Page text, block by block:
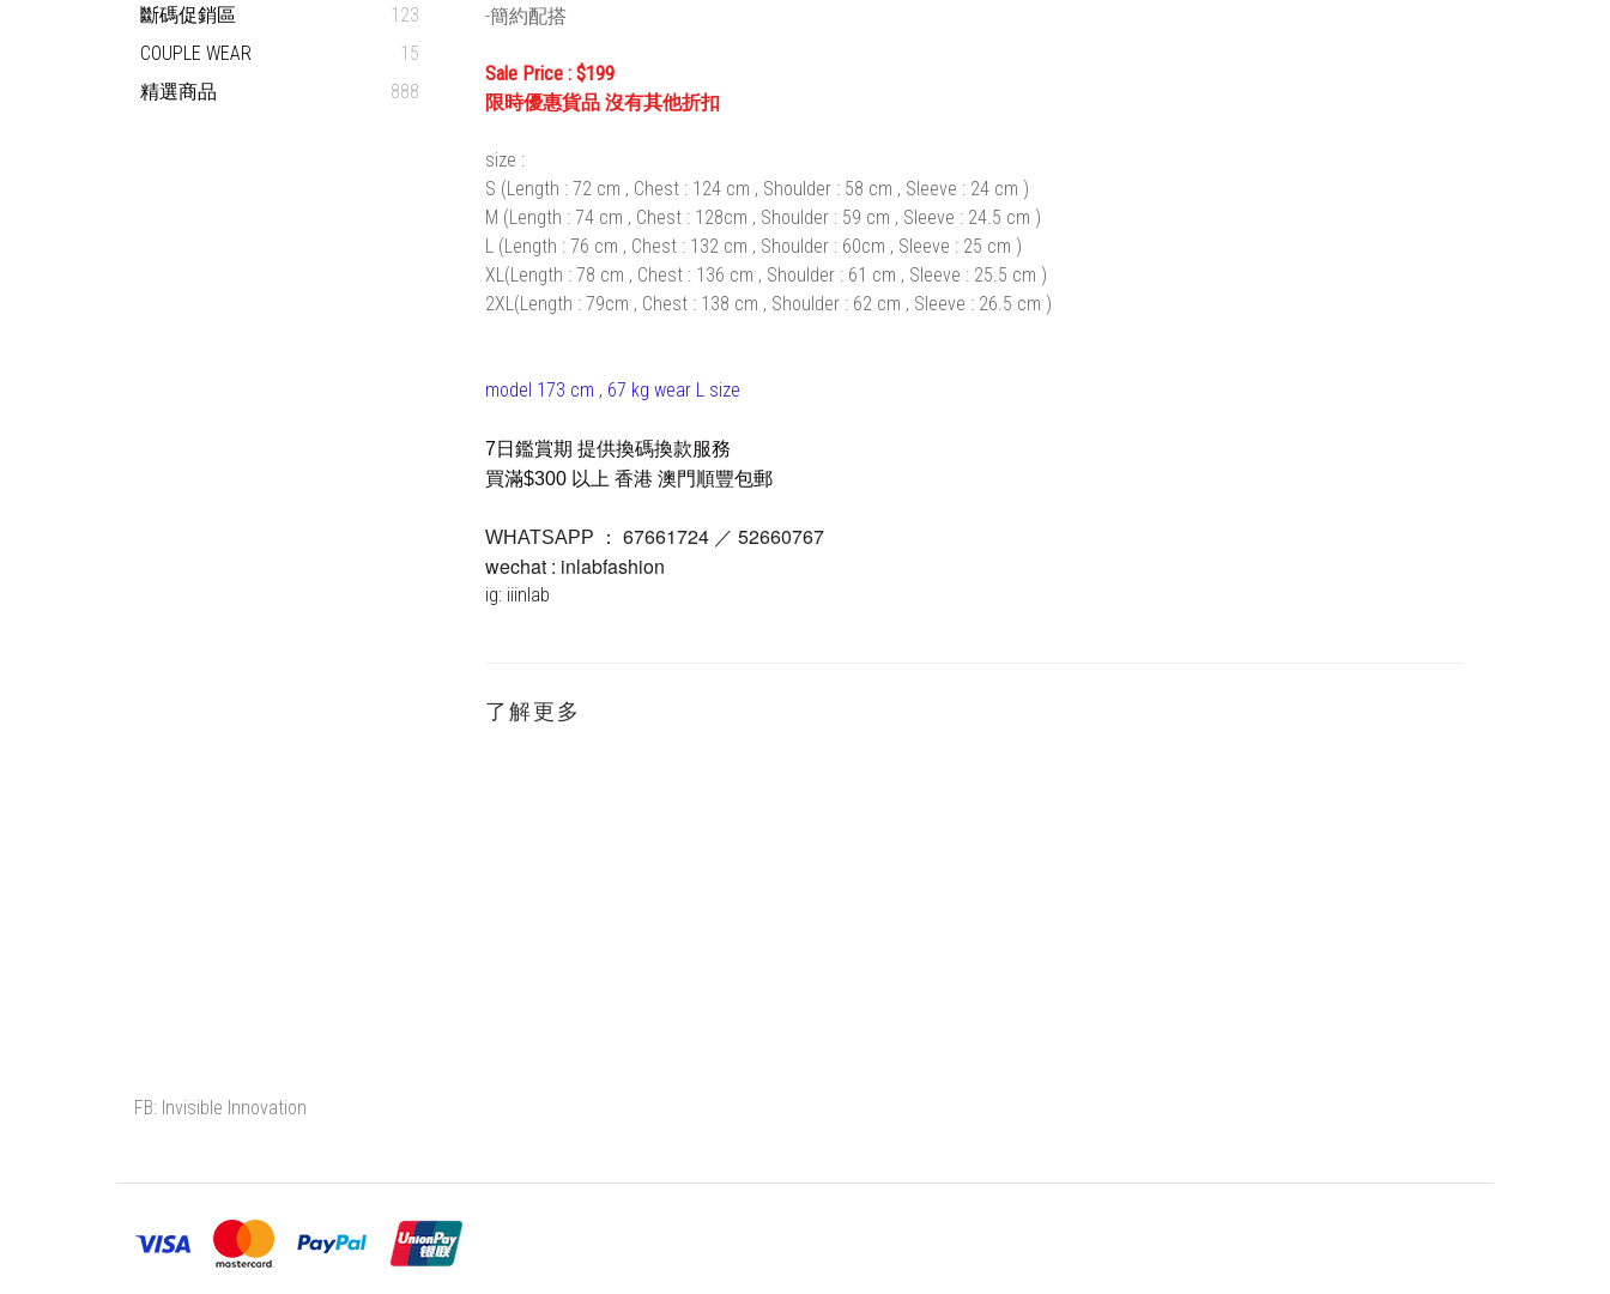
斷碼促銷區
123
COUPLE WEAR
15
精選商品
888
-簡約配搭
Sale Price : $199
限時優惠貨品 沒有其他折扣
size :
S (Length : 72 cm , Chest : 124 cm , Shoulder : 58 cm , Sleeve : 24 cm )
M (Length : 74 cm , Chest : 128cm , Shoulder : 59 cm , Sleeve : 24.5 cm )
L (Length : 76 cm , Chest : 132 cm , Shoulder : 60cm , Sleeve : 25 cm )
XL(Length : 78 cm , Chest : 136 cm , Shoulder : 61 cm , Sleeve : 25.5 cm )
2XL(Length : 79cm , Chest : 138 cm , Shoulder : 62 cm , Sleeve : 26.5 cm )
model 173 cm , 67 kg wear L size
7日鑑賞期 提供換碼換款服務
買滿$300 以上 香港 澳門順豐包郵
WHATSAPP ： 67661724 ／ 52660767
wechat : inlabfashion
ig: iiinlab
了解更多
FB: Invisible Innovation